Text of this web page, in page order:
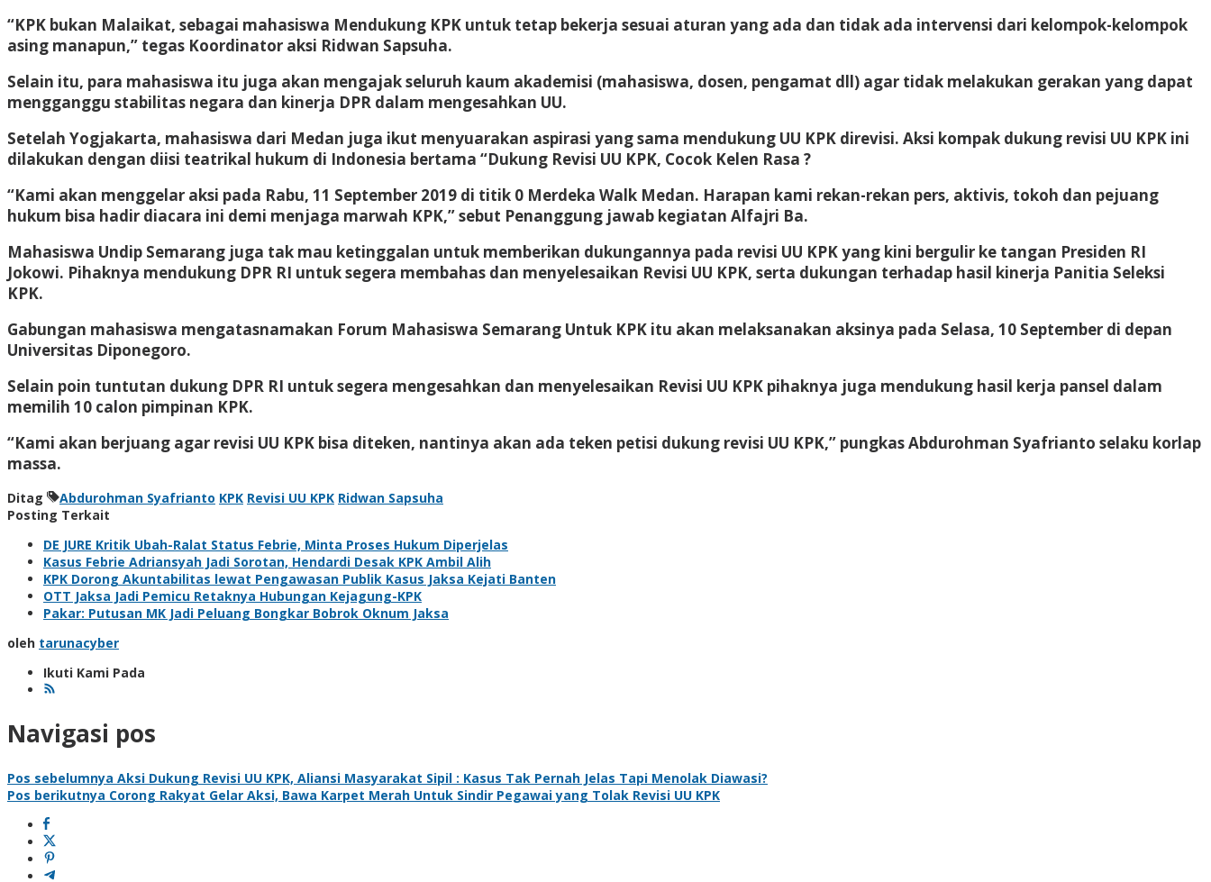
“KPK bukan Malaikat, sebagai mahasiswa Mendukung KPK untuk tetap bekerja sesuai aturan yang ada dan tidak ada intervensi dari kelompok-kelompok
asing manapun,” tegas Koordinator aksi Ridwan Sapsuha.
Selain itu, para mahasiswa itu juga akan mengajak seluruh kaum akademisi (mahasiswa, dosen, pengamat dll) agar tidak melakukan gerakan yang dapat
mengganggu stabilitas negara dan kinerja DPR dalam mengesahkan UU.
Setelah Yogjakarta, mahasiswa dari Medan juga ikut menyuarakan aspirasi yang sama mendukung UU KPK direvisi. Aksi kompak dukung revisi UU KPK ini
dilakukan dengan diisi teatrikal hukum di Indonesia bertama “Dukung Revisi UU KPK, Cocok Kelen Rasa ?
“Kami akan menggelar aksi pada Rabu, 11 September 2019 di titik 0 Merdeka Walk Medan. Harapan kami rekan-rekan pers, aktivis, tokoh dan pejuang
hukum bisa hadir diacara ini demi menjaga marwah KPK,” sebut Penanggung jawab kegiatan Alfajri Ba.
Mahasiswa Undip Semarang juga tak mau ketinggalan untuk memberikan dukungannya pada revisi UU KPK yang kini bergulir ke tangan Presiden RI
Jokowi. Pihaknya mendukung DPR RI untuk segera membahas dan menyelesaikan Revisi UU KPK, serta dukungan terhadap hasil kinerja Panitia Seleksi
KPK.
Gabungan mahasiswa mengatasnamakan Forum Mahasiswa Semarang Untuk KPK itu akan melaksanakan aksinya pada Selasa, 10 September di depan
Universitas Diponegoro.
Selain poin tuntutan dukung DPR RI untuk segera mengesahkan dan menyelesaikan Revisi UU KPK pihaknya juga mendukung hasil kerja pansel dalam
memilih 10 calon pimpinan KPK.
“Kami akan berjuang agar revisi UU KPK bisa diteken, nantinya akan ada teken petisi dukung revisi UU KPK,” pungkas Abdurohman Syafrianto selaku korlap
massa.
Ditag Abdurohman Syafrianto KPK Revisi UU KPK Ridwan Sapsuha
Posting Terkait
DE JURE Kritik Ubah-Ralat Status Febrie, Minta Proses Hukum Diperjelas
Kasus Febrie Adriansyah Jadi Sorotan, Hendardi Desak KPK Ambil Alih
KPK Dorong Akuntabilitas lewat Pengawasan Publik Kasus Jaksa Kejati Banten
OTT Jaksa Jadi Pemicu Retaknya Hubungan Kejagung-KPK
Pakar: Putusan MK Jadi Peluang Bongkar Bobrok Oknum Jaksa
oleh tarunacyber
Ikuti Kami Pada
Navigasi pos
Pos sebelumnya Aksi Dukung Revisi UU KPK, Aliansi Masyarakat Sipil : Kasus Tak Pernah Jelas Tapi Menolak Diawasi?
Pos berikutnya Corong Rakyat Gelar Aksi, Bawa Karpet Merah Untuk Sindir Pegawai yang Tolak Revisi UU KPK